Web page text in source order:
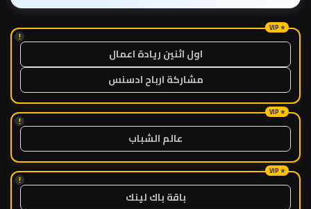
!
اول اثنين ريادة اعمال
مشاركة ارباح ادسنس
!
عالم الشباب
!
باقة باك لينك